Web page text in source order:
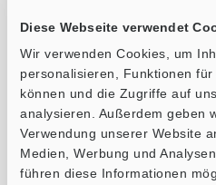
Diese Webseite verwendet
Wir verwenden Cookies, um
personalisieren, Funktionen
können und die Zugriffe auf
analysieren. Außerdem geben
Verwendung unserer Website
Medien, Werbung und
führen diese Informationen